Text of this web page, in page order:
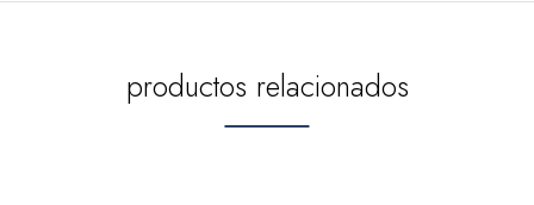
productos relacionados